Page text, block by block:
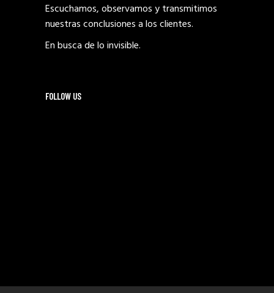
Escuchamos, observamos y transmitimos
nuestras conclusiones a los clientes.
En busca de lo invisible.
FOLLOW US